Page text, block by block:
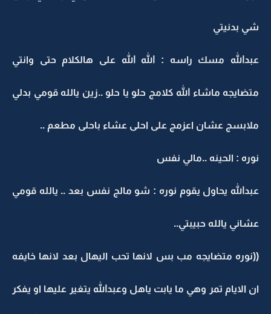
شي بدنيتي
عبدالله مسك راسه : الله الله على هالكلام حتى وانتي
متضايجه ماشاء الله كلامج حلو يا حلو ..زين يالله قومي بدلي
ملابسج عشان اعزمج على احلى عشاء باحلى مطعم ..
نوره : الحينه ..مالي نفس
عبدالله يحاول يقوم نوره : شو مالج نفس بعد .. يالله قومي
عشاني يالله حبيبتي..
((نوره متضايجه مب بس لانها تحب اليهال بعد لانها خايفه
ان الايام تمر وهي ما يابت ياهل وعبدالله يتغير عليها او يفكر